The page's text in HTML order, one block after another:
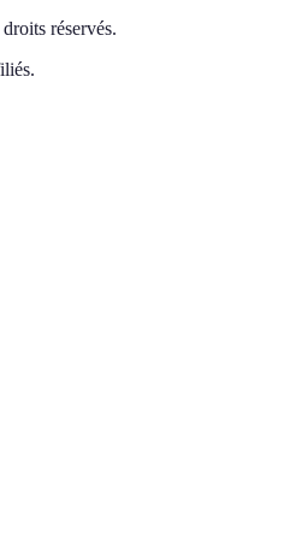
réservés.